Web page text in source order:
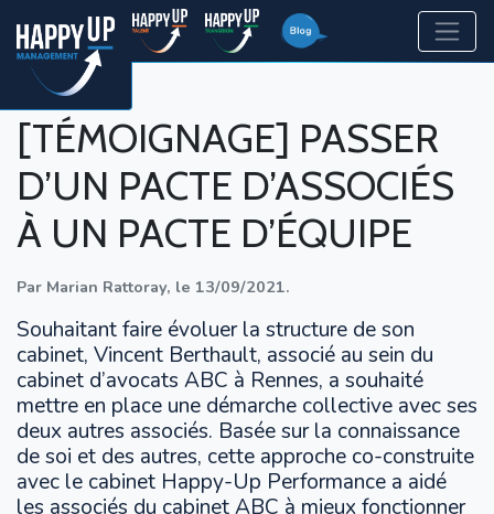
[TÉMOIGNAGE] PASSER
D’UN PACTE D’ASSOCIÉS
À UN PACTE D’ÉQUIPE
Par Marian Rattoray, le 13/09/2021.
Souhaitant faire évoluer la structure de son
cabinet, Vincent Berthault, associé au sein du
cabinet d’avocats ABC à Rennes, a souhaité
mettre en place une démarche collective avec ses
deux autres associés. Basée sur la connaissance
de soi et des autres, cette approche co-construite
avec le cabinet Happy-Up Performance a aidé
les associés du cabinet ABC à mieux fonctionner